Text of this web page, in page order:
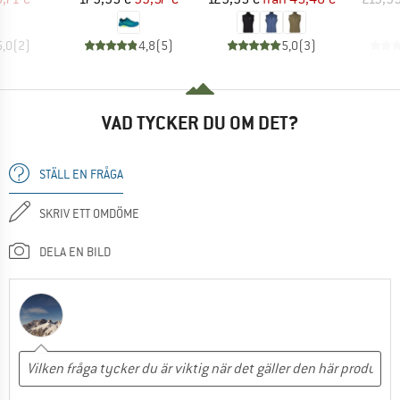
(2) 4,8(5) 5,0(3)
VAD TYCKER DU OM DET?
STÄLL EN FRÅGA
SKRIV ETT OMDÖME
DELA EN BILD